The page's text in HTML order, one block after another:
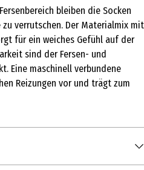
bleiben die Socken
verrutschen. Der Materialmix mit
für ein weiches Gefühl auf der
sind der Fersen- und
Eine maschinell verbundene
Reizungen vor und trägt zum